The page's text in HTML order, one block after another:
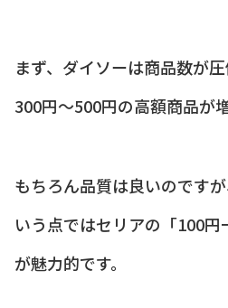
まず、ダイソーは商品数が
300円〜500円の高額商品が
もちろん品質は良いのです
いう点ではセリアの「100
が魅力的です。